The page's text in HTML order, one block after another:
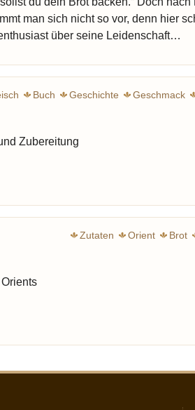
man sich nicht so vor, denn hier
über seine Leidenschaft…
Buch Geschichte Geschmack
Zubereitung
Zutaten Orient Brot